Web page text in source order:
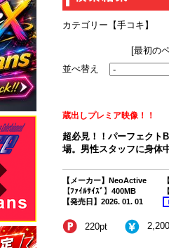
カテゴリー【手コキ】
[最初の
並べ替え
蔵出しプレミア映像！！
超必見！！パーフェクト
場。男性スタッフに身体
【メーカー】NeoActive
【ﾌｧｲﾙｻｲｽﾞ】400MB
【発売日】2026. 01. 01
220pt